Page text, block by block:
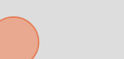
responder tu consulta.
por WhatsApp